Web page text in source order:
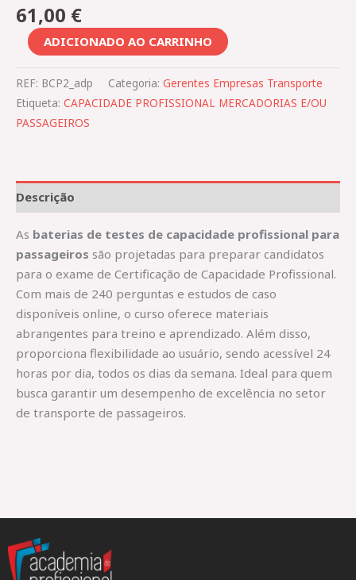
61,00 €
ADICIONADO AO CARRINHO
REF: BCP2_adp Categoria: Gerentes Empresas Transporte
Etiqueta: CAPACIDADE PROFISSIONAL MERCADORIAS E/OU
PASSAGEIROS
Descrição
As baterias de testes de capacidade profissional para
passageiros são projetadas para preparar candidatos
para o exame de Certificação de Capacidade Profissional.
Com mais de 240 perguntas e estudos de caso
disponíveis online, o curso oferece materiais
abrangentes para treino e aprendizado. Além disso,
proporciona flexibilidade ao usuário, sendo acessível 24
horas por dia, todos os dias da semana. Ideal para quem
busca garantir um desempenho de excelência no setor
de transporte de passageiros.